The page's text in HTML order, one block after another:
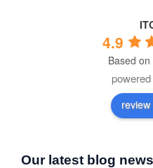
4.9
Based
Our latest blog news